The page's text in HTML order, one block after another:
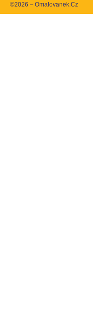
©2026 – Omalovanek.Cz